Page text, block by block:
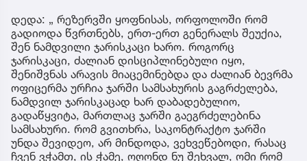
დედა: „ რეზერვში ყოფნისას, ორფოლოში რომ
გადიოდა წვრთნებს, ერთ-ერთ გენერალს შეუქია,
შენ ნამდვილი ჯარისკაცი ხარო. როგორც
ჯარისკაცი, ძალიან დისციპლინებული იყო,
შენიშვნას არავის მიაცემინებდა და ძალიან ბევრმა
ოფიცერმა ურჩია ჯარში სამსახურის გაგრძელება,
ნამდვილ ჯარისკაცად ხარ დაბადებულიო,
გადაწყვიტა, მართლაც ჯარში გაეგრძელებინა
სამსახური. რომ გვითხრა, საკონტრაქტო ჯარში
უნდა შევიდეო, არ მინდოდა, ვეხვეწებოდი, რასაც
ჩვენ ვჭამთ, ის ჭამე, ოღონდ ნუ შეხვალ, ომი რომ